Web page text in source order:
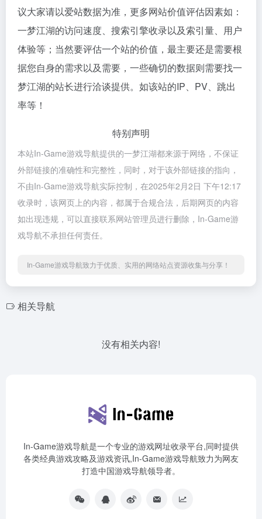
议大家请以爱站数据为准，更多网站价值评估因素如：
一梦江湖的访问速度、搜索引擎收录以及索引量、用户
体验等；当然要评估一个站的价值，最主要还是需要根
据您自身的需求以及需要，一些确切的数据则需要找一
梦江湖的站长进行洽谈提供。如该站的IP、PV、跳出
率等！
特别声明
本站In-Game游戏导航提供的一梦江湖都来源于网络，不保证
外部链接的准确性和完整性，同时，对于该外部链接的指向，
不由In-Game游戏导航实际控制，在2025年2月2日 下午12:17
收录时，该网页上的内容，都属于合规合法，后期网页的内容
如出现违规，可以直接联系网站管理员进行删除，In-Game游
戏导航不承担任何责任。
In-Game游戏导航致力于优质、实用的网络站点资源收集与分享！
相关导航
没有相关内容!
In-Game游戏导航是一个专业的游戏网址收录平台,同时提供
各类经典游戏攻略及游戏资讯,In-Game游戏导航致力为网友
打造中国游戏导航领导者。